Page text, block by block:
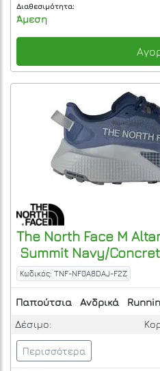
Διαθεσιμότητα:
Άμεση
The North Face M
Summit Navy/
Κωδικός: TNF-NF0A8DAJ-F2Z
Παπούτσια Ανδρικά
Δέσιμο:
Περισσότερα